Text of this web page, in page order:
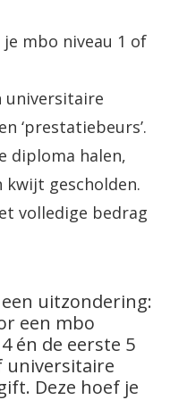
mbo niveau 1 of
universitaire
‘prestatiebeurs’.
diploma halen,
kwijt gescholden.
volledige bedrag
uitzondering:
een mbo
én de eerste 5
universitaire
Deze hoef je